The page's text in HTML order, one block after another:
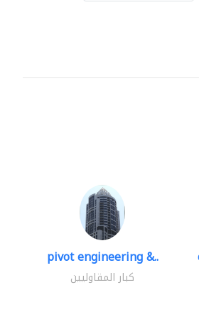
pivot engineering &..
كبار المقاوليين